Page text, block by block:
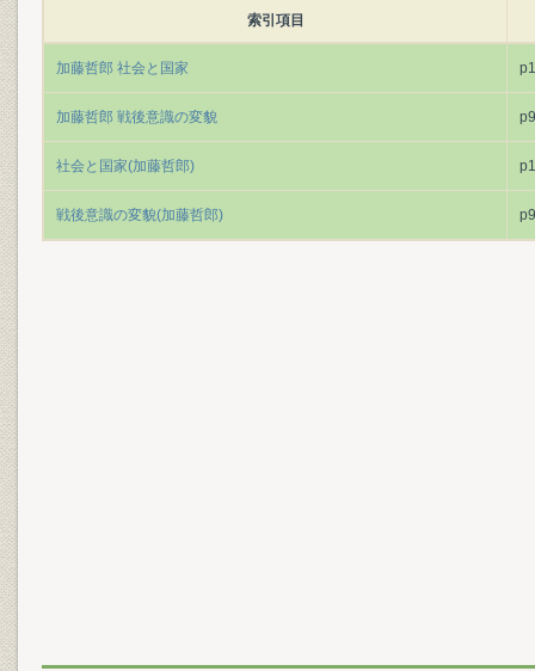
索引項目
加藤哲郎 社会と国家
加藤哲郎 戦後意識の変貌
社会と国家(加藤哲郎)
戦後意識の変貌(加藤哲郎)